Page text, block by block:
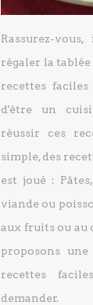
Rassurez-
régaler la
recettes faciles
d'être un
réussir ces
simple, des
est joué :
viande ou
aux fruits ou au
proposons
recettes
demander.